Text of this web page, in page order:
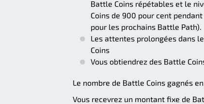
Battle Coins répétables et le
Coins de 900 pour cent
pour les prochains Battle Path).
Les attentes prolongées dans
Coins
Vous obtiendrez des Battle
Le nombre de Battle Coins gagnés
Vous recevrez un montant fixe de